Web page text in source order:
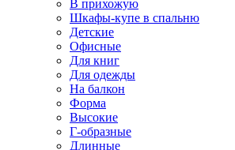
В прихожую
Шкафы-купе в спальню
Детские
Офисные
Для книг
Для одежды
На балкон
Форма
Высокие
Г-образные
Длинные